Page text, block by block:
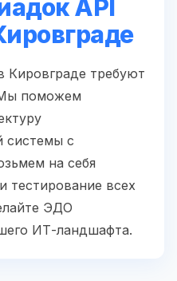
API
требуют
Мы поможем
системы с
на себя
тестирование всех
ЭДО
ИТ-ландшафта.